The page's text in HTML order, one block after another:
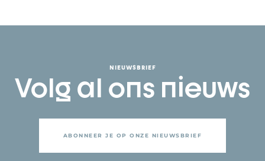
NIEUWSBRIEF
Volg al ons nieuws
ABONNEER JE OP ONZE NIEUWSBRIEF